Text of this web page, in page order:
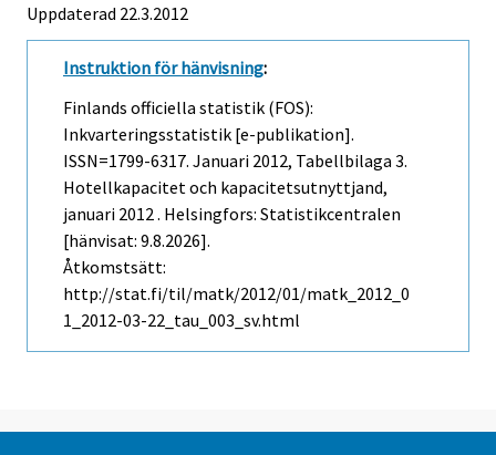
Uppdaterad 22.3.2012
Instruktion för hänvisning:
Finlands officiella statistik (FOS):
Inkvarteringsstatistik [e-publikation].
ISSN=1799-6317. Januari 2012, Tabellbilaga 3.
Hotellkapacitet och kapacitetsutnyttjand,
januari 2012 . Helsingfors: Statistikcentralen
[hänvisat: 9.8.2026].
Åtkomstsätt:
http://stat.fi/til/matk/2012/01/matk_2012_0
1_2012-03-22_tau_003_sv.html